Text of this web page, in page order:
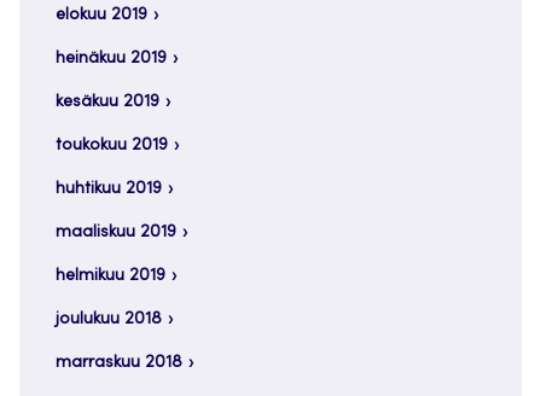
elokuu 2019
heinäkuu 2019
kesäkuu 2019
toukokuu 2019
huhtikuu 2019
maaliskuu 2019
helmikuu 2019
joulukuu 2018
marraskuu 2018